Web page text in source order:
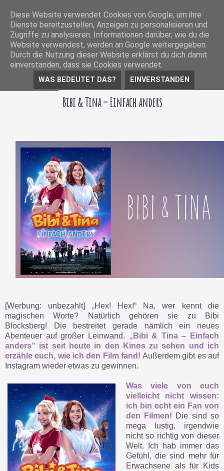
Bibi & Tina – Einfach anders
[Werbung: unbezahlt] „Hex! Hex!“ Na, wer kennt die
magischen Worte? Natürlich gehören sie zu Bibi
Blocksberg! Die bestreitet gerade nämlich ein neues
Abenteuer auf großer Leinwand. „Bibi & Tina – Einfach
anders“ ist seit heute in den Kinos zu sehen und ich
erzähle euch, wie ich den Film fand!Außerdem gibt es auf
Instagram wieder etwas zu gewinnen.
Was viele von euch
vielleicht nicht wissen:
ich bin echt ein Fan von
den Filmen! Die sind so
mega lustig, irgendwie
nicht so richtig von dieser
Welt. Ich hab immer das
Gefühl, die sind mehr für
Erwachsene als für Kids
Diese Website verwendet Cookies von Google, um ihre
Dienste bereitzustellen, Anzeigen zu personalisieren und
Zugriffe zu analysieren. Informationen darüber, wie du die
Website verwendest, werden an Google weitergegeben.
Durch die Nutzung dieser Website erklärst du dich damit
einverstanden, dass sie Cookies verwendet.
WAS BEDEUTET DAS? EINVERSTANDEN